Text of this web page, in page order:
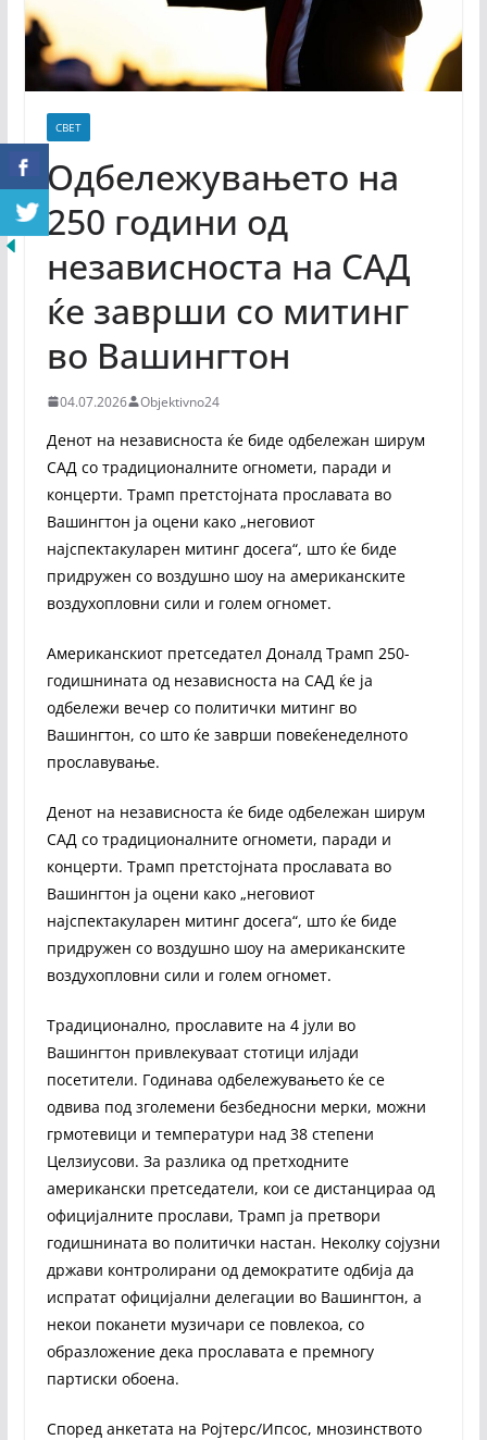
СВЕТ
Одбележувањето на
250 години од
независноста на САД
ќе заврши со митинг
во Вашингтон
04.07.2026 Objektivno24
Денот на независноста ќе биде одбележан ширум
САД со традиционалните огномети, паради и
концерти. Трамп претстојната прославата во
Вашингтон ја оцени како „неговиот
најспектакуларен митинг досега“, што ќе биде
придружен со воздушно шоу на американските
воздухопловни сили и голем огномет.
Американскиот претседател Доналд Трамп 250-
годишнината од независноста на САД ќе ја
одбележи вечер со политички митинг во
Вашингтон, со што ќе заврши повеќенеделното
прославување.
Денот на независноста ќе биде одбележан ширум
САД со традиционалните огномети, паради и
концерти. Трамп претстојната прославата во
Вашингтон ја оцени како „неговиот
најспектакуларен митинг досега“, што ќе биде
придружен со воздушно шоу на американските
воздухопловни сили и голем огномет.
Традиционално, прославите на 4 јули во
Вашингтон привлекуваат стотици илјади
посетители. Годинава одбележувањето ќе се
одвива под зголемени безбедносни мерки, можни
грмотевици и температури над 38 степени
Целзиусови. За разлика од претходните
американски претседатели, кои се дистанцираа од
официјалните прослави, Трамп ја претвори
годишнината во политички настан. Неколку сојузни
држави контролирани од демократите одбија да
испратат официјални делегации во Вашингтон, а
некои поканети музичари се повлекоа, со
образложение дека прославата е премногу
партиски обоена.
Според анкетата на Ројтерс/Ипсос, мнозинството